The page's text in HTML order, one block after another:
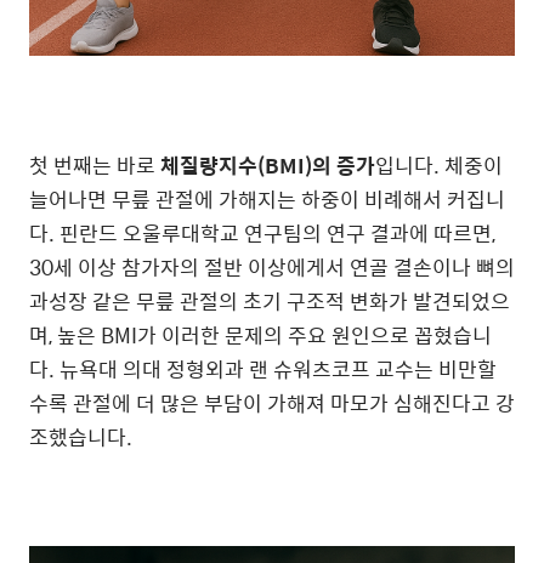
첫 번째는 바로체질량지수(BMI)의 증가입니다. 체중이
늘어나면 무릎 관절에 가해지는 하중이 비례해서 커집니
다. 핀란드 오울루대학교 연구팀의 연구 결과에 따르면,
30세 이상 참가자의 절반 이상에게서 연골 결손이나 뼈의
과성장 같은 무릎 관절의 초기 구조적 변화가 발견되었으
며, 높은 BMI가 이러한 문제의 주요 원인으로 꼽혔습니
다. 뉴욕대 의대 정형외과 랜 슈워츠코프 교수는 비만할
수록 관절에 더 많은 부담이 가해져 마모가 심해진다고 강
조했습니다.